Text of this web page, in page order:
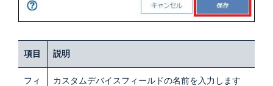
項目 説明
フィ
カスタムデバイスフィールドの名前を入力します